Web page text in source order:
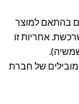
אחריות בין 12 – 36 חודשים בהתאם למוצר
אחריות זו
של חברת